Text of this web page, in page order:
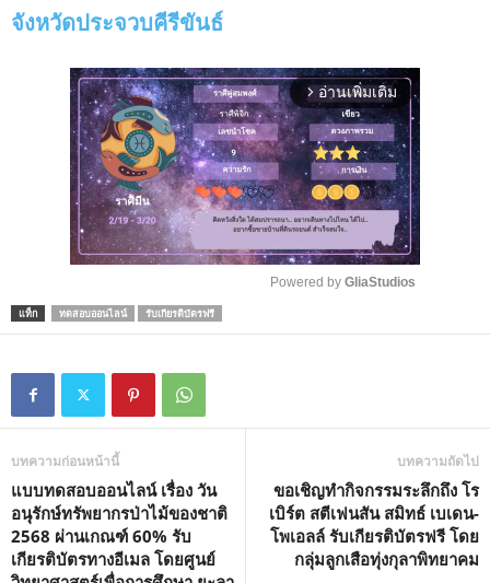
จังหวัดประจวบคีรีขันธ์
arrow_forward_ios อ่านเพิ่มเติม
Powered by GliaStudios
แท็ก ทดสอบออนไลน์ รับเกียรติบัตรฟรี
บทความก่อนหน้านี้
แบบทดสอบออนไลน์ เรื่อง วัน
อนุรักษ์ทรัพยากรป่าไม้ของชาติ
2568 ผ่านเกณฑ์ 60% รับ
เกียรติบัตรทางอีเมล โดยศูนย์
บทความถัดไป
ขอเชิญทำกิจกรรมระลึกถึง โร
เบิร์ต สตีเฟนสัน สมิทธ์ เบเดน-
โพเอลล์ รับเกียรติบัตรฟรี โดย
กลุ่มลูกเสือทุ่งกุลาพิทยาคม